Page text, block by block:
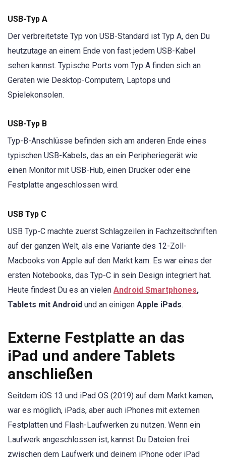
USB-Typ A
Der verbreitetste Typ von USB-Standard ist Typ A, den Du
heutzutage an einem Ende von fast jedem USB-Kabel
sehen kannst. Typische Ports vom Typ A finden sich an
Geräten wie Desktop-Computern, Laptops und
Spielekonsolen.
USB-Typ B
Typ-B-Anschlüsse befinden sich am anderen Ende eines
typischen USB-Kabels, das an ein Peripheriegerät wie
einen Monitor mit USB-Hub, einen Drucker oder eine
Festplatte angeschlossen wird.
USB Typ C
USB Typ-C machte zuerst Schlagzeilen in Fachzeitschriften
auf der ganzen Welt, als eine Variante des 12-Zoll-
Macbooks von Apple auf den Markt kam. Es war eines der
ersten Notebooks, das Typ-C in sein Design integriert hat.
Heute findest Du es an vielen Android Smartphones,
Tablets mit Android und an einigen Apple iPads.
Externe Festplatte an das
iPad und andere Tablets
anschließen
Seitdem iOS 13 und iPad OS (2019) auf dem Markt kamen,
war es möglich, iPads, aber auch iPhones mit externen
Festplatten und Flash-Laufwerken zu nutzen. Wenn ein
Laufwerk angeschlossen ist, kannst Du Dateien frei
zwischen dem Laufwerk und deinem iPhone oder iPad